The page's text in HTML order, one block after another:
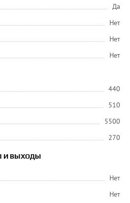
Да
Нет
Нет
Нет
440
510
5500
270
И ВЫХОДЫ
Нет
Нет